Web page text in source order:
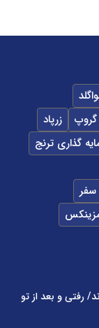
گروپ
زرپاد
گذاری ترنج
سفر
رفتی و بعد از تو